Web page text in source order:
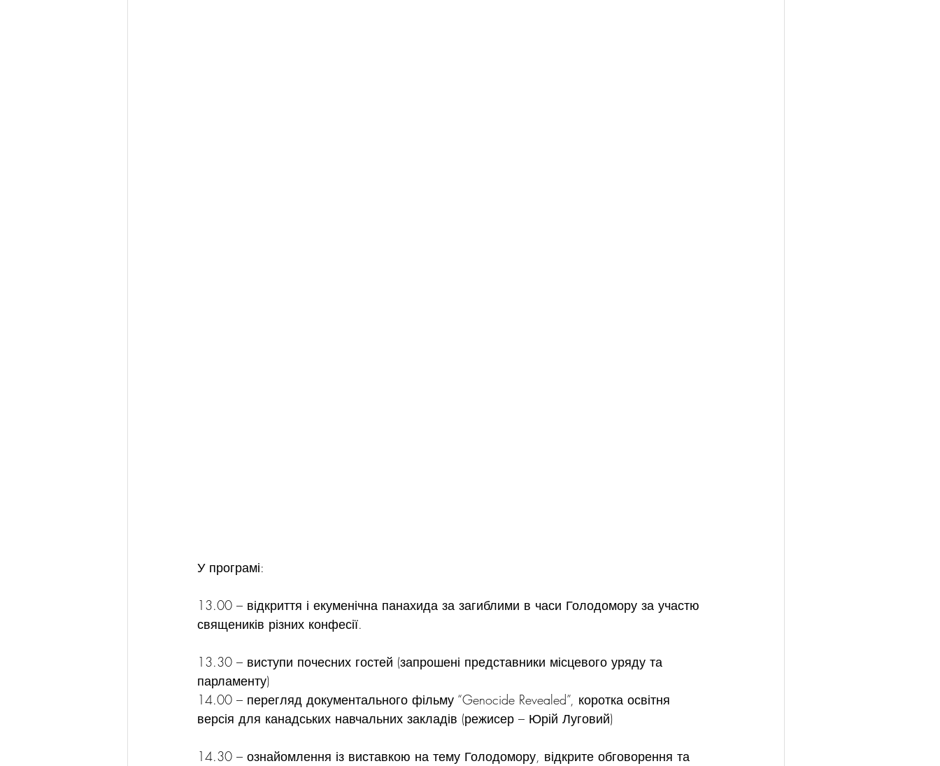
У програмі:
13.00 – відкриття і екуменічна панахида за загиблими в часи Голодомору за участю
священиків різних конфесії.
13.30 – виступи почесних гостей (запрошені представники місцевого уряду та
парламенту)
14.00 – перегляд документального фільму “Genocide Revealed”, коротка освітня
версія для канадських навчальних закладів (режисер – Юрій Луговий)
14.30 – ознайомлення із виставкою на тему Голодомору, відкрите обговорення та